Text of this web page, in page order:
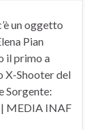
un oggetto
Pian
il primo a
X-Shooter del
Sorgente:
| MEDIA INAF